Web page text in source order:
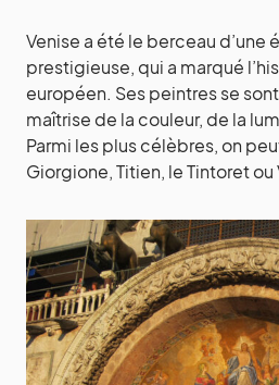
Venise a été le berceau d’une
prestigieuse, qui a marqué
européen. Ses peintres se
maîtrise de la couleur, de la
Parmi les plus célèbres, on
Giorgione, Titien, le Tintoret ou